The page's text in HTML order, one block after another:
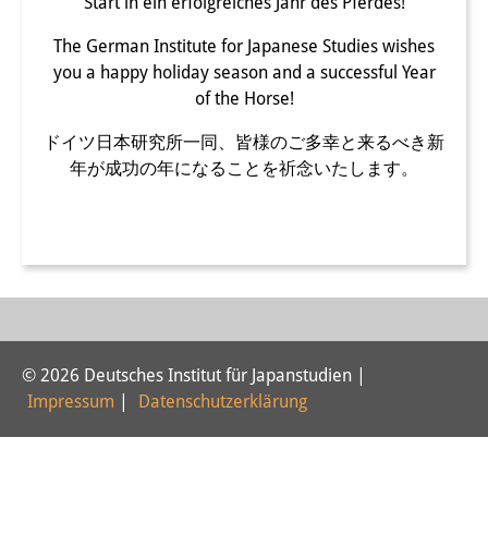
StipendiatInnen
PraktikantInnen
DIJ Alumni
Forschung
Forschungsfeld:
Nachhaltigkeit in Japan
Forschungsfeld:
Digitale Transformation
Forschungsfeld:
The German Institute for Japanese Studies wishes
you a happy holiday season and a successful Year
of the Horse!
ドイツ日本研究所一同、皆様のご多幸と来るべき新
年が成功の年になることを祈念いたします。
© 2026 Deutsches Institut für Japanstudien |
Impressum
Datenschutzerklärung